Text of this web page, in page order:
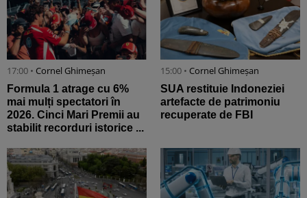
17:00 • Cornel Ghimeșan
Formula 1 atrage cu 6%
mai mulți spectatori în
2026. Cinci Mari Premii au
stabilit recorduri istorice ...
15:00 • Cornel Ghimeșan
SUA restituie Indoneziei
artefacte de patrimoniu
recuperate de FBI